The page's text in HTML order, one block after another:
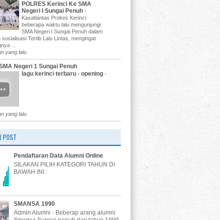
POLRES Kerinci Ke SMA
Negeri I Sungai Penuh -
Kasatlantas Prolres Kerinci
beberapa waktu lalu mengunjungi
SMA Negeri I Sungai Penuh dalam
sosialisasi Tertib Lalu Lintas, mengingat
...
yang lalu
Negeri 1 Sungai Penuh
lagu kerinci terbaru - opening -
yang lalu
POST
Pendaftaran Data Alumni Online
SILAKAN PILIH KATEGORI TAHUN DI
BAWAH INI :
SMANSA 1990
Admin Alumni - Beberap arang alumni